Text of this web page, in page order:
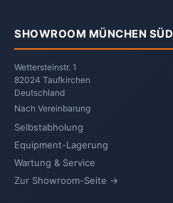
SHOWROOM MÜNCHEN SÜD
Wettersteinstr. 1
82024 Taufkirchen
Deutschland
Nach Vereinbarung
Selbstabholung
Equipment-Lagerung
Wartung & Service
Zur Showroom-Seite →